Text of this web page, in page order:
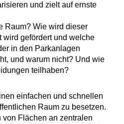
und zielt auf ernste
Raum? Wie wird dieser
wird gefördert und welche
in den Parkanlagen
und warum nicht? Und wie
teilhaben?
einfachen und schnellen
Raum zu besetzen.
von Flächen an zentralen